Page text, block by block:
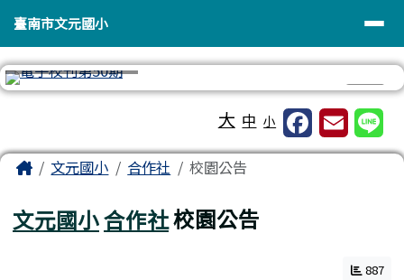
臺南市文元國小
導覽列
臺南市文元國小
大 中 小
主內容區域
Home文元國小 合作社 校園公告
文元國小合作社校園公告
887
頁尾區域